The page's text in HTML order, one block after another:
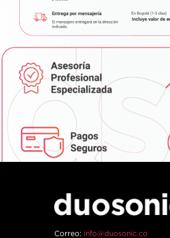
Correo: info@duosonic.co